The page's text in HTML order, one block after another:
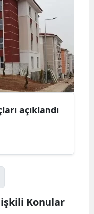
Bitlis
Bolu
Burdur
Bursa
Diyarbakır
açıklandı
Konular